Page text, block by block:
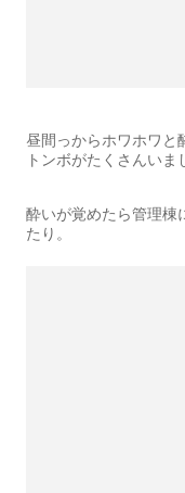
昼間っからホワホワと
トンボがたくさんいま
酔いが覚めたら管理棟
たり。